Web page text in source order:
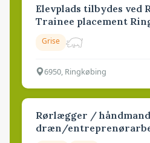
Elevplads tilbydes ved
Trainee placement
Grise
6950, Ringkøbing
Rørlægger /
dræn/